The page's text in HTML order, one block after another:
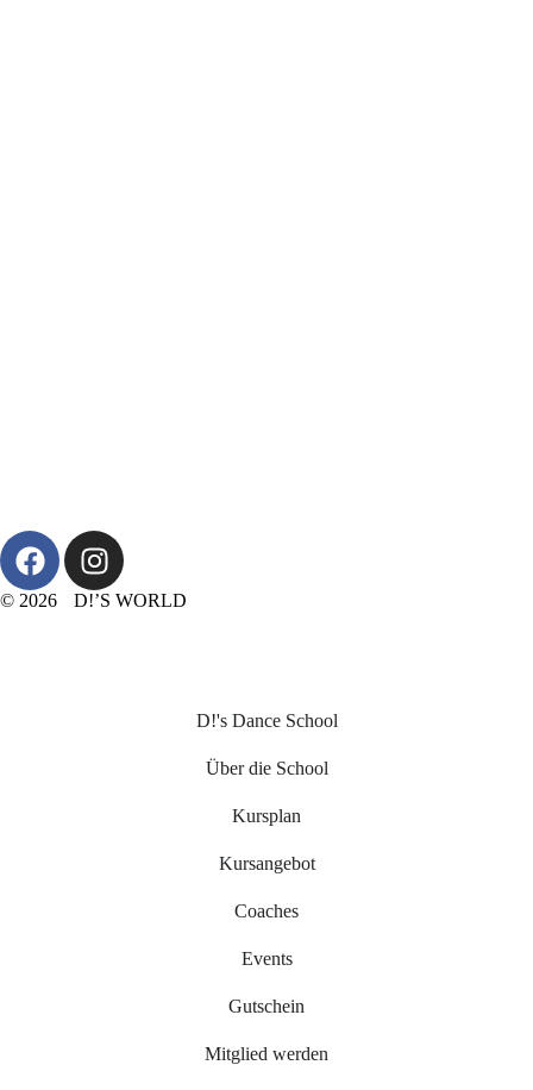
© 2026 D!’S WORLD
D!'s Dance School
Über die School
Kursplan
Kursangebot
Coaches
Events
Gutschein
Mitglied werden